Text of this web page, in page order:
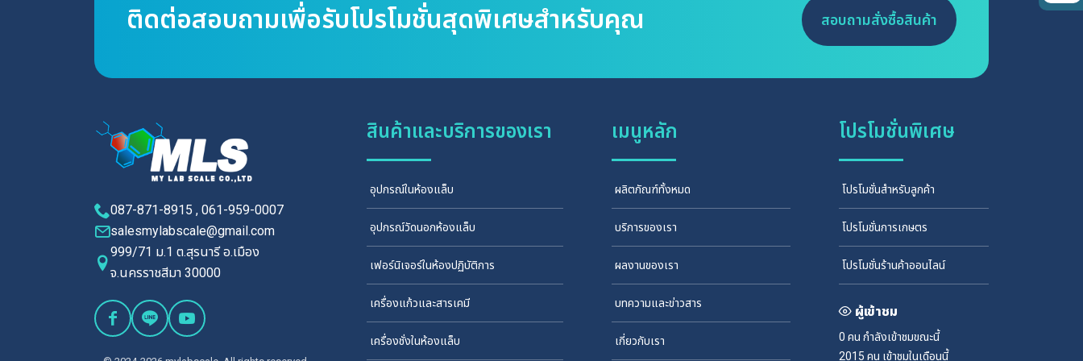
ติดต่อสอบถามเพื่อรับโปรโมชั่นสุดพิเศษสำหรับคุณ สอบถามสั่งซื้อสินค้า
087-871-8915 , 061-959-0007
salesmylabscale@gmail.com
999/71 ม.1 ต.สุรนารี อ.เมือง
จ.นครราชสีมา 30000
สินค้าและบริการของเรา
อุปกรณ์ในห้องแล็บ
อุปกรณ์วัดนอกห้องแล็บ
เฟอร์นิเจอร์ในห้องปฏิบัติการ
เครื่องแก้วและสารเคมี
เครื่องชั่งในห้องแล็บ
เมนูหลัก
ผลิตภัณฑ์ทั้งหมด
บริการของเรา
ผลงานของเรา
บทความและข่าวสาร
เกี่ยวกับเรา
โปรโมชั่นพิเศษ
โปรโมชั่นสำหรับลูกค้า
โปรโมชั่นการเกษตร
โปรโมชั่นร้านค้าออนไลน์
ผู้เข้าชม
0 คน กำลังเข้าชมขณะนี้
2015 คน เข้าชมในเดือนนี้